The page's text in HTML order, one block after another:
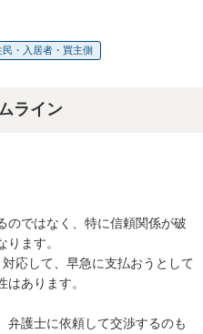
民・入居者・買主側
ライン
のではなく、特に信頼関係が破
ます。
応して、早急に支払おうとして
あります。
弁護士に依頼して交渉するのも